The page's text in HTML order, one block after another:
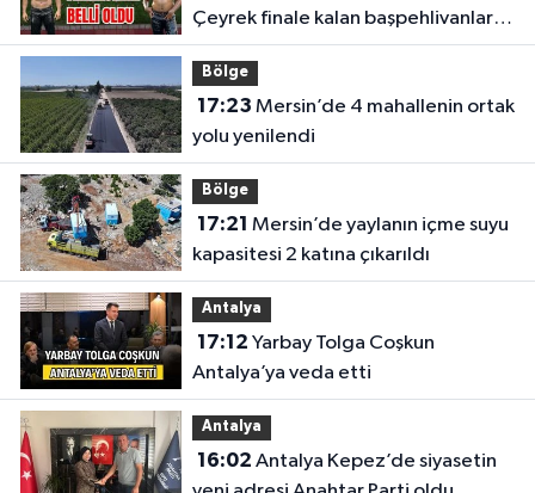
Çeyrek finale kalan başpehlivanlar
belli oldu
Bölge
17:23
yolu yenilendi
Bölge
17:21
kapasitesi 2 katına çıkarıldı
Antalya
17:12
Antalya’ya veda etti
Antalya
16:02